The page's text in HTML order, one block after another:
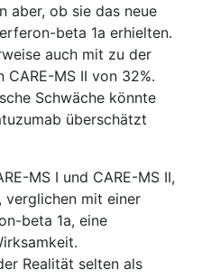
aber, ob sie das neue
beta 1a erhielten.
auch mit zu der
MS II von 32%.
Schwäche könnte
überschätzt
MS I und CARE-MS II,
verglichen mit einer
beta 1a, eine
Realität selten als